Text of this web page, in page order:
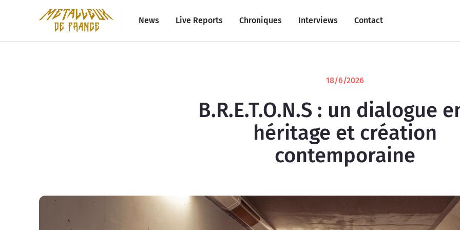
News Live Reports Chroniques Interviews Contact
18/6/2026
B.R.E.T.O.N.S : un dialogue
héritage et création
contemporaine